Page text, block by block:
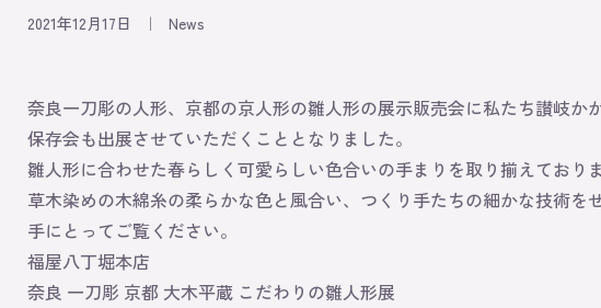
2021年12月17日 ｜ News
奈良一刀彫の人形、京都の京人形の雛人形の展示販売会に私たち讃岐か
保存会も出展させていただくこととなりました。
雛人形に合わせた春らしく可愛らしい色合いの手まりを取り揃えており
草木染めの木綿糸の柔らかな色と風合い、つくり手たちの細かな技術を
手にとってご覧ください。
福屋八丁堀本店
奈良 一刀彫 京都 大木平蔵 こだわりの雛人形展